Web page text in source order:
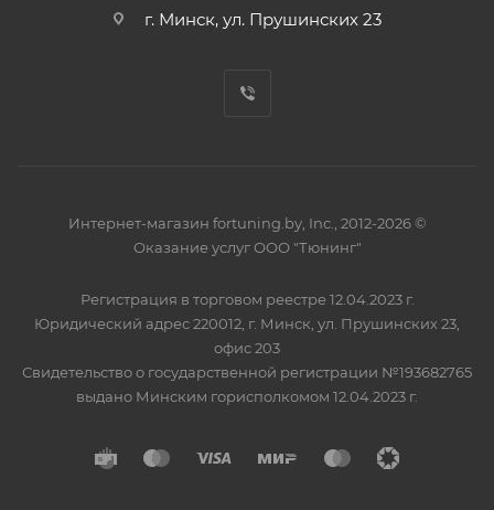
г. Минск, ул. Прушинских 23
Интернет-магазин fortuning.by, Inc., 2012-2026 ©
Оказание услуг ООО "Тюнинг"
Регистрация в торговом реестре 12.04.2023 г.
Юридический адрес 220012, г. Минск, ул. Прушинских 23,
офис 203
Свидетельство о государственной регистрации №193682765
выдано Минским горисполкомом 12.04.2023 г.